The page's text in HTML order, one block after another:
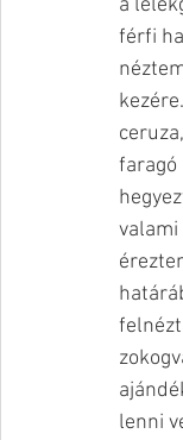
a
férfi
faragó
valami
lenni